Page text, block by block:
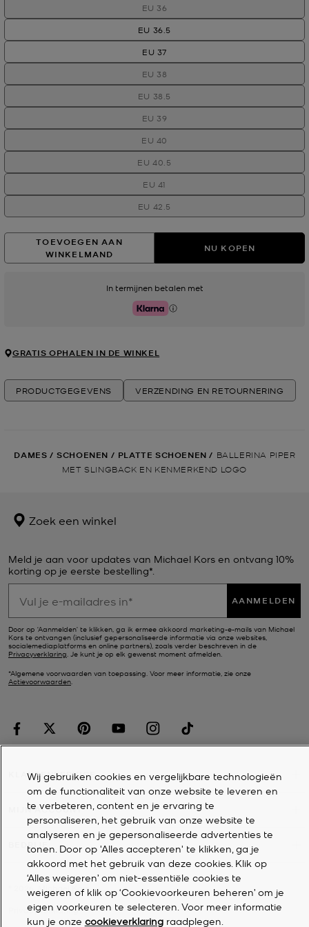
EU 36
EU 36.5
EU 37
EU 38
EU 38.5
EU 39
EU 40
EU 40.5
EU 41
EU 42.5
TOEVOEGEN AAN
WINKELMAND
NU KOPEN
In termijnen betalen met
Klarna
GRATIS OPHALEN IN DE WINKEL
PRODUCTGEGEVENS VERZENDING EN RETOURNERING
DAMES / SCHOENEN / PLATTE SCHOENEN / BALLERINA PIPER
MET SLINGBACK EN KENMERKEND LOGO
Zoek een winkel
Meld je aan voor updates van Michael Kors en ontvang 10%
korting op je eerste bestelling*.
AANMELDEN
Door op ‘Aanmelden’ te klikken, ga ik ermee akkoord marketing-e-mails van Michael
Kors te ontvangen (inclusief gepersonaliseerde informatie via onze websites,
socialemediaplatforms en online partners), zoals verder beschreven in de
Privacyverklaring. Je kunt je op elk gewenst moment afmelden.
*Algemene voorwaarden van toepassing. Voor meer informatie, zie onze
Actievoorwaarden.
KLANTENSERVICE
MIJN ACCOUNT
BEDRIJF
Michael Kors
Privacyverklaring
Wij gebruiken cookies en vergelijkbare technologieën
om de functionaliteit van onze website te leveren en
te verbeteren, content en je ervaring te
personaliseren, het gebruik van onze website te
analyseren en je gepersonaliseerde advertenties te
tonen. Door op 'Alles accepteren' te klikken, ga je
akkoord met het gebruik van deze cookies. Klik op
‘Alles weigeren’ om niet-essentiële cookies te
weigeren of klik op ‘Cookievoorkeuren beheren’ om je
eigen voorkeuren te selecteren. Voor meer informatie
kun je onze cookieverklaringraadplegen.